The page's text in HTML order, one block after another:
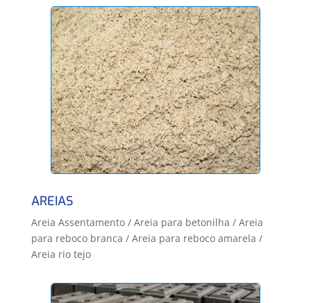
AREIAS
Areia Assentamento / Areia para betonilha / Areia
para reboco branca / Areia para reboco amarela /
Areia rio tejo